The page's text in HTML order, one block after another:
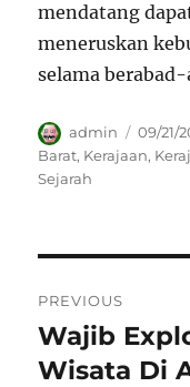
mendatang
meneruskan
selama
Author
admin
Posted
on
09/21/
Barat, Kerajaan,
Sejarah
pos
PREVIOUS
Previous
post:
Wajib
Wisata Di